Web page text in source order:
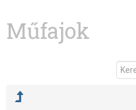
Műfajok